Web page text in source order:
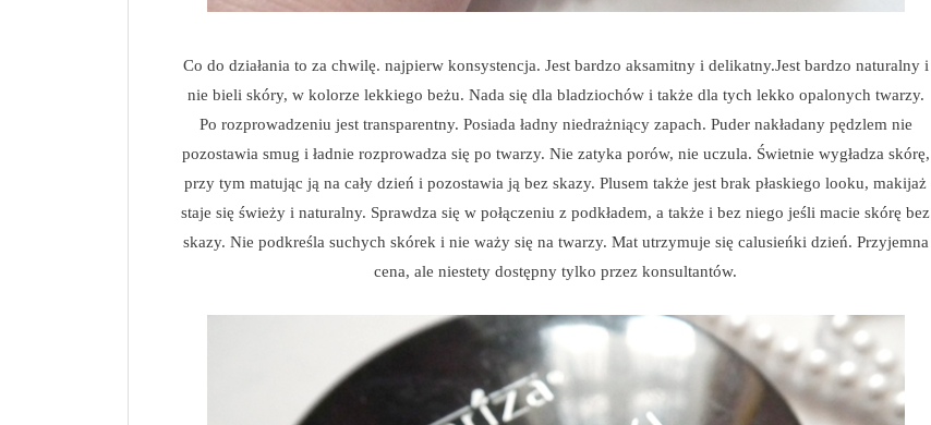
Co do działania to za chwilę. najpierw konsystencja. Jest bardzo aksamitny i delikatny.Jest bardzo naturalny i
nie bieli skóry, w kolorze lekkiego beżu. Nada się dla bladziochów i także dla tych lekko opalonych twarzy.
Po rozprowadzeniu jest transparentny. Posiada ładny niedrażniący zapach. Puder nakładany pędzlem nie
pozostawia smug i ładnie rozprowadza się po twarzy. Nie zatyka porów, nie uczula. Świetnie wygładza skórę,
przy tym matując ją na cały dzień i pozostawia ją bez skazy. Plusem także jest brak płaskiego looku, makijaż
staje się świeży i naturalny. Sprawdza się w połączeniu z podkładem, a także i bez niego jeśli macie skórę bez
skazy. Nie podkreśla suchych skórek i nie waży się na twarzy. Mat utrzymuje się calusieńki dzień. Przyjemna
cena, ale niestety dostępny tylko przez konsultantów.